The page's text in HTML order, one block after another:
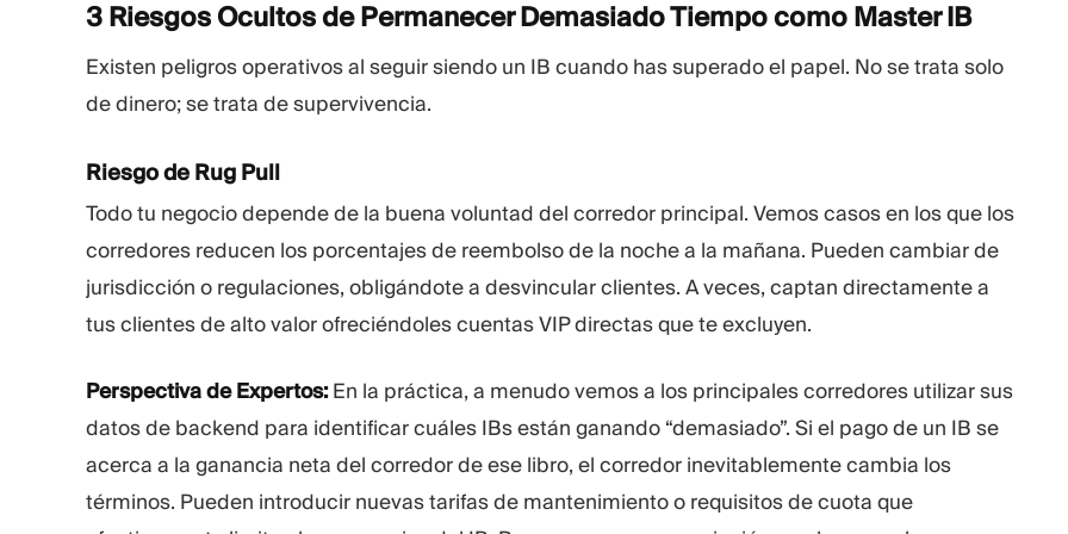
3 Riesgos Ocultos de Permanecer Demasiado Tiempo como MasterIB
Existen peligros operativos al seguir siendo un IB cuando has superado el papel. No se trata solo
de dinero; se trata de supervivencia.
Riesgo de Rug Pull
Todo tu negocio depende de la buena voluntad del corredor principal. Vemos casos en los que los
corredores reducen los porcentajes de reembolso de la noche a la mañana. Pueden cambiar de
jurisdicción o regulaciones, obligándote a desvincular clientes. A veces, captan directamente a
tus clientes de alto valor ofreciéndoles cuentas VIP directas que te excluyen.
Perspectiva de Expertos:En la práctica, a menudo vemos a los principales corredores utilizar sus
datos de backend para identificar cuáles IBs están ganando “demasiado”. Si el pago de un IB se
acerca a la ganancia neta del corredor de ese libro, el corredor inevitablemente cambia los
términos. Pueden introducir nuevas tarifas de mantenimiento o requisitos de cuota que